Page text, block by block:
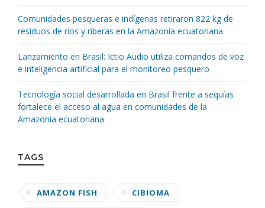
Comunidades pesqueras e indígenas retiraron 822 kg de
residuos de ríos y riberas en la Amazonía ecuatoriana
Lanzamiento en Brasil: Ictio Audio utiliza comandos de voz
e inteligencia artificial para el monitoreo pesquero
Tecnología social desarrollada en Brasil frente a sequías
fortalece el acceso al agua en comunidades de la
Amazonía ecuatoriana
TAGS
AMAZON FISH CIBIOMA